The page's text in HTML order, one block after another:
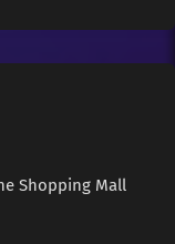
Shopping Mall